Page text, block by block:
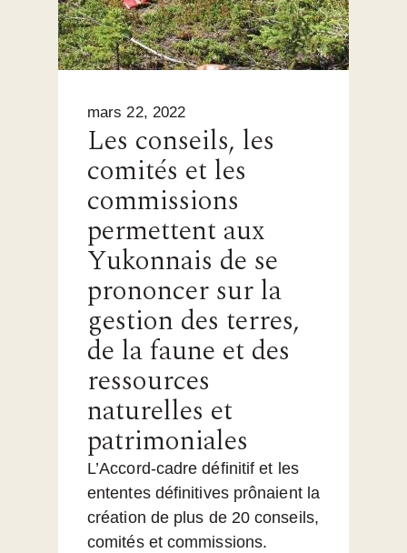
mars 22, 2022
Les conseils, les
comités et les
commissions
permettent aux
Yukonnais de se
prononcer sur la
gestion des terres,
de la faune et des
ressources
naturelles et
patrimoniales
L’Accord-cadre définitif et les
ententes définitives prônaient la
création de plus de 20 conseils,
comités et commissions.